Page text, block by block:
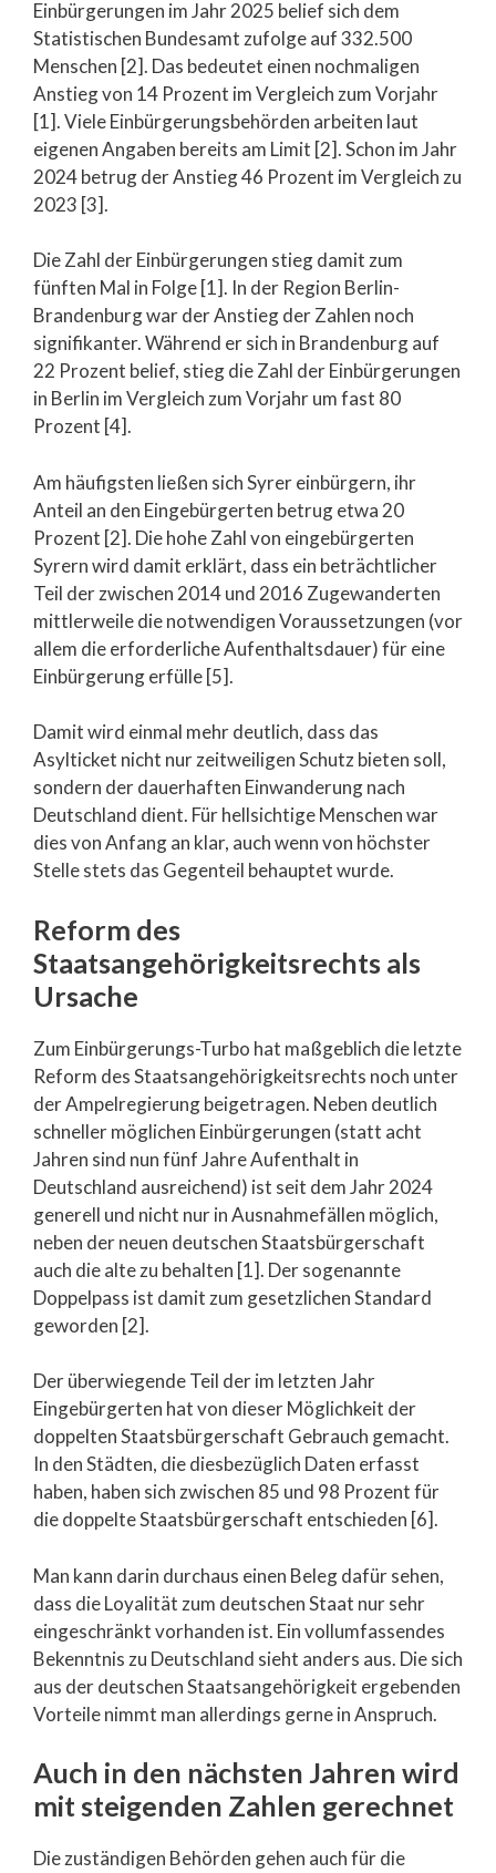
Einbürgerungen im Jahr 2025 belief sich dem
Statistischen Bundesamt zufolge auf 332.500
Menschen [2]. Das bedeutet einen nochmaligen
Anstieg von 14 Prozent im Vergleich zum Vorjahr
[1]. Viele Einbürgerungsbehörden arbeiten laut
eigenen Angaben bereits am Limit [2]. Schon im Jahr
2024 betrug der Anstieg 46 Prozent im Vergleich zu
2023 [3].
Die Zahl der Einbürgerungen stieg damit zum
fünften Mal in Folge [1]. In der Region Berlin-
Brandenburg war der Anstieg der Zahlen noch
signifikanter. Während er sich in Brandenburg auf
22 Prozent belief, stieg die Zahl der Einbürgerungen
in Berlin im Vergleich zum Vorjahr um fast 80
Prozent [4].
Am häufigsten ließen sich Syrer einbürgern, ihr
Anteil an den Eingebürgerten betrug etwa 20
Prozent [2]. Die hohe Zahl von eingebürgerten
Syrern wird damit erklärt, dass ein beträchtlicher
Teil der zwischen 2014 und 2016 Zugewanderten
mittlerweile die notwendigen Voraussetzungen (vor
allem die erforderliche Aufenthaltsdauer) für eine
Einbürgerung erfülle [5].
Damit wird einmal mehr deutlich, dass das
Asylticket nicht nur zeitweiligen Schutz bieten soll,
sondern der dauerhaften Einwanderung nach
Deutschland dient. Für hellsichtige Menschen war
dies von Anfang an klar, auch wenn von höchster
Stelle stets das Gegenteil behauptet wurde.
Reform des
Staatsangehörigkeitsrechts als
Ursache
Zum Einbürgerungs-Turbo hat maßgeblich die letzte
Reform des Staatsangehörigkeitsrechts noch unter
der Ampelregierung beigetragen. Neben deutlich
schneller möglichen Einbürgerungen (statt acht
Jahren sind nun fünf Jahre Aufenthalt in
Deutschland ausreichend) ist seit dem Jahr 2024
generell und nicht nur in Ausnahmefällen möglich,
neben der neuen deutschen Staatsbürgerschaft
auch die alte zu behalten [1]. Der sogenannte
Doppelpass ist damit zum gesetzlichen Standard
geworden [2].
Der überwiegende Teil der im letzten Jahr
Eingebürgerten hat von dieser Möglichkeit der
doppelten Staatsbürgerschaft Gebrauch gemacht.
In den Städten, die diesbezüglich Daten erfasst
haben, haben sich zwischen 85 und 98 Prozent für
die doppelte Staatsbürgerschaft entschieden [6].
Man kann darin durchaus einen Beleg dafür sehen,
dass die Loyalität zum deutschen Staat nur sehr
eingeschränkt vorhanden ist. Ein vollumfassendes
Bekenntnis zu Deutschland sieht anders aus. Die sich
aus der deutschen Staatsangehörigkeit ergebenden
Vorteile nimmt man allerdings gerne in Anspruch.
Auch in den nächsten Jahren wird
mit steigenden Zahlen gerechnet
Die zuständigen Behörden gehen auch für die